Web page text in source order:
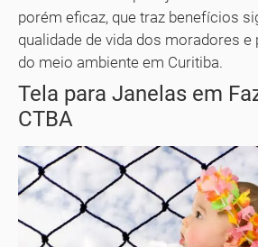
porém eficaz, que traz benefícios
qualidade de vida dos moradores e
do meio ambiente em Curitiba.
Tela para Janelas em
CTBA